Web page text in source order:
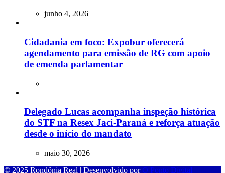
junho 4, 2026
Cidadania em foco: Expobur oferecerá
agendamento para emissão de RG com apoio
de emenda parlamentar
Delegado Lucas acompanha inspeção histórica
do STF na Resex Jaci-Paraná e reforça atuação
desde o início do mandato
maio 30, 2026
© 2025 Rondônia Real | Desenvolvido por O Ponto Digital